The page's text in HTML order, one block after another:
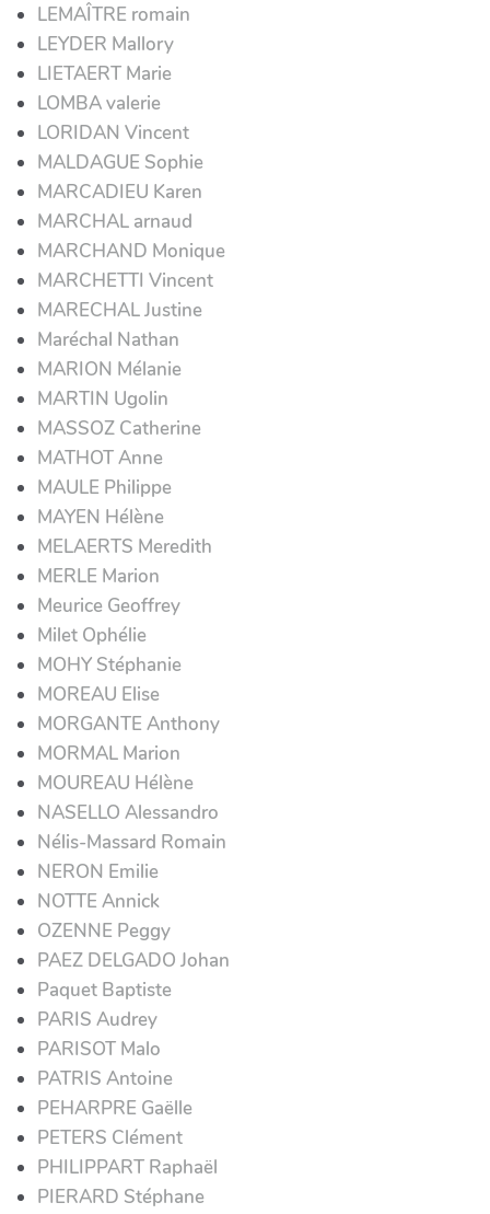
LEMAÎTRE romain
LEYDER Mallory
LIETAERT Marie
LOMBA valerie
LORIDAN Vincent
MALDAGUE Sophie
MARCADIEU Karen
MARCHAL arnaud
MARCHAND Monique
MARCHETTI Vincent
MARECHAL Justine
Maréchal Nathan
MARION Mélanie
MARTIN Ugolin
MASSOZ Catherine
MATHOT Anne
MAULE Philippe
MAYEN Hélène
MELAERTS Meredith
MERLE Marion
Meurice Geoffrey
Milet Ophélie
MOHY Stéphanie
MOREAU Elise
MORGANTE Anthony
MORMAL Marion
MOUREAU Hélène
NASELLO Alessandro
Nélis-Massard Romain
NERON Emilie
NOTTE Annick
OZENNE Peggy
PAEZ DELGADO Johan
Paquet Baptiste
PARIS Audrey
PARISOT Malo
PATRIS Antoine
PEHARPRE Gaëlle
PETERS Clément
PHILIPPART Raphaël
PIERARD Stéphane